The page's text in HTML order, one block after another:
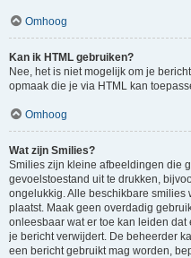
Omhoog
Kan ik HTML gebruiken?
Nee, het is niet mogelijk om je
opmaak die je via HTML kan
Omhoog
Wat zijn Smilies?
Smilies zijn kleine afbeeldingen die
gevoelstoestand uit te drukken,
ongelukkig. Alle beschikbare
plaatst. Maak geen overdadig
onleesbaar wat er toe kan leiden
je bericht verwijdert. De beheerder
een bericht gebruikt mag worden,